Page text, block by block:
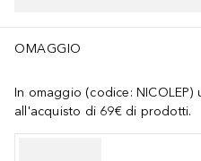
OMAGGIO
In omaggio (codice:
all'acquisto di 69€ di prodotti.